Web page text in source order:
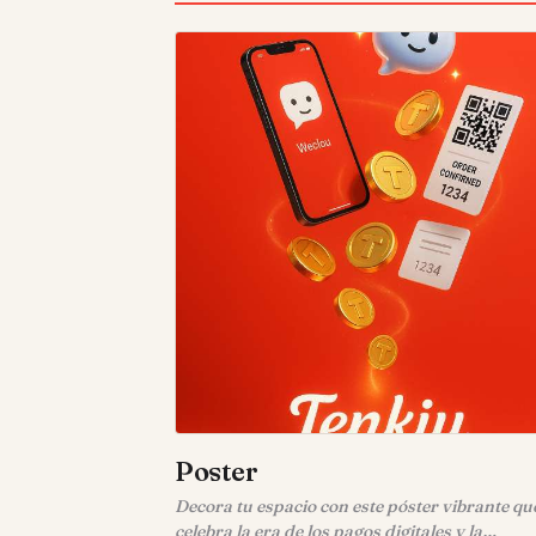
Poster
Decora tu espacio con este póster vibrante
celebra la era de los pagos digitales y la